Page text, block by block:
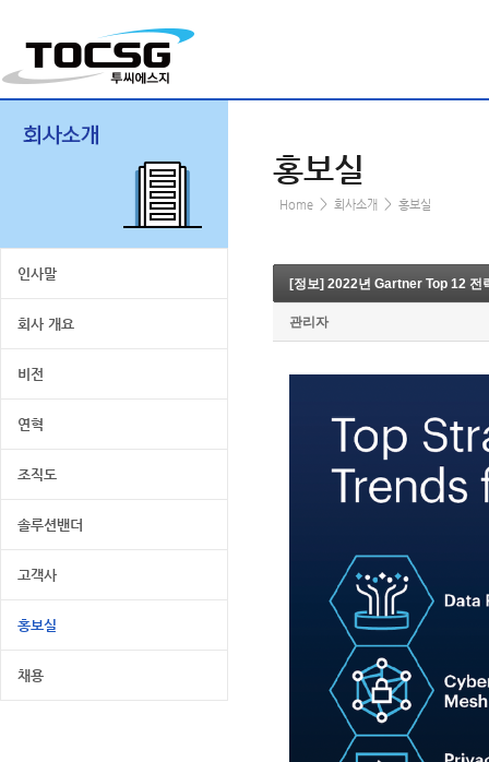
인사말
회사 개요
비전
연혁
조직도
솔루션밴더
고객사
홍보실
채용
홍보실
Home > 회사소개 > 홍보실
[정보] 2022년 Gartner Top 12
관리자